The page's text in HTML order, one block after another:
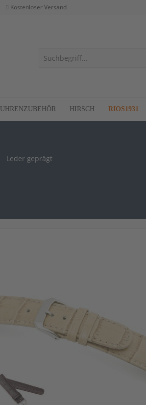
Kostenloser Versand
UHRENZUBEHÖR HIRSCH RIOS1931
Leder geprägt